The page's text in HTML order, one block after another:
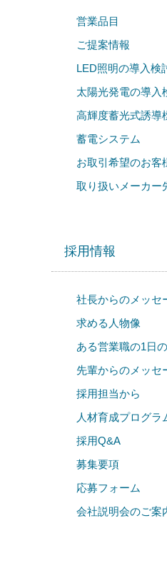
営業品目
ご提案情報
LED照明の導入検
太陽光発電の導入
高輝度蓄光式誘導
蓄電システム
お取引希望のお客
取り扱いメーカー
採用情報
社長からのメッセ
求める人物像
ある営業職の1日
先輩からのメッセ
採用担当から
人材育成プログラ
採用Q&A
募集要項
応募フォーム
会社説明会のご案